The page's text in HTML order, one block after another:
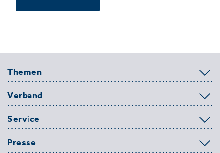
Themen
Verband
Service
Presse